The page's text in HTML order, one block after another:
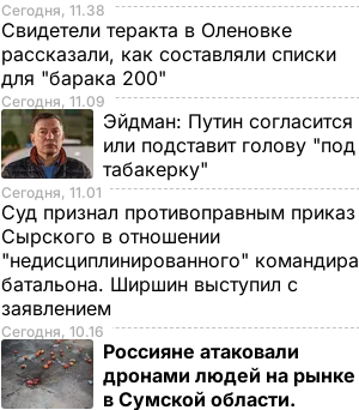
Сегодня, 11.38
Свидетели теракта в Оленовке
рассказали, как составляли списки
для "барака 200"
Сегодня, 11.09
Эйдман: Путин согласится
или подставит голову "под
табакерку"
Сегодня, 11.01
Суд признал противоправным приказ
Сырского в отношении
"недисциплинированного" командира
батальона. Ширшин выступил с
заявлением
Сегодня, 10.16
Россияне атаковали
дронами людей на рынке
в Сумской области.